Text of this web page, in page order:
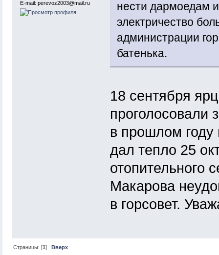
E-mail: perevoz2003@mail.ru
нести дармоедам
электричество
администрации
батенька.
18 сентября
проголосовали
в прошлом году
дал тепло 25
отопительного
Макарова
в горсовет.
Страницы: [1]Вверх